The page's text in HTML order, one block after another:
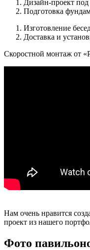
Дизайн-проект
Подготовка
Изготовление
Доставка и
Скоростной монтаж от
Нам очень нравится
проект из нашего
Фото